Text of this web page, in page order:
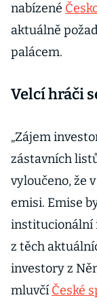
nabízené
aktuálně
palácem.
Velcí hráči
„Zájem
zástavních
vyloučeno, že
emisi. Emise
institucionální
z těch
investory z
mluvčí České